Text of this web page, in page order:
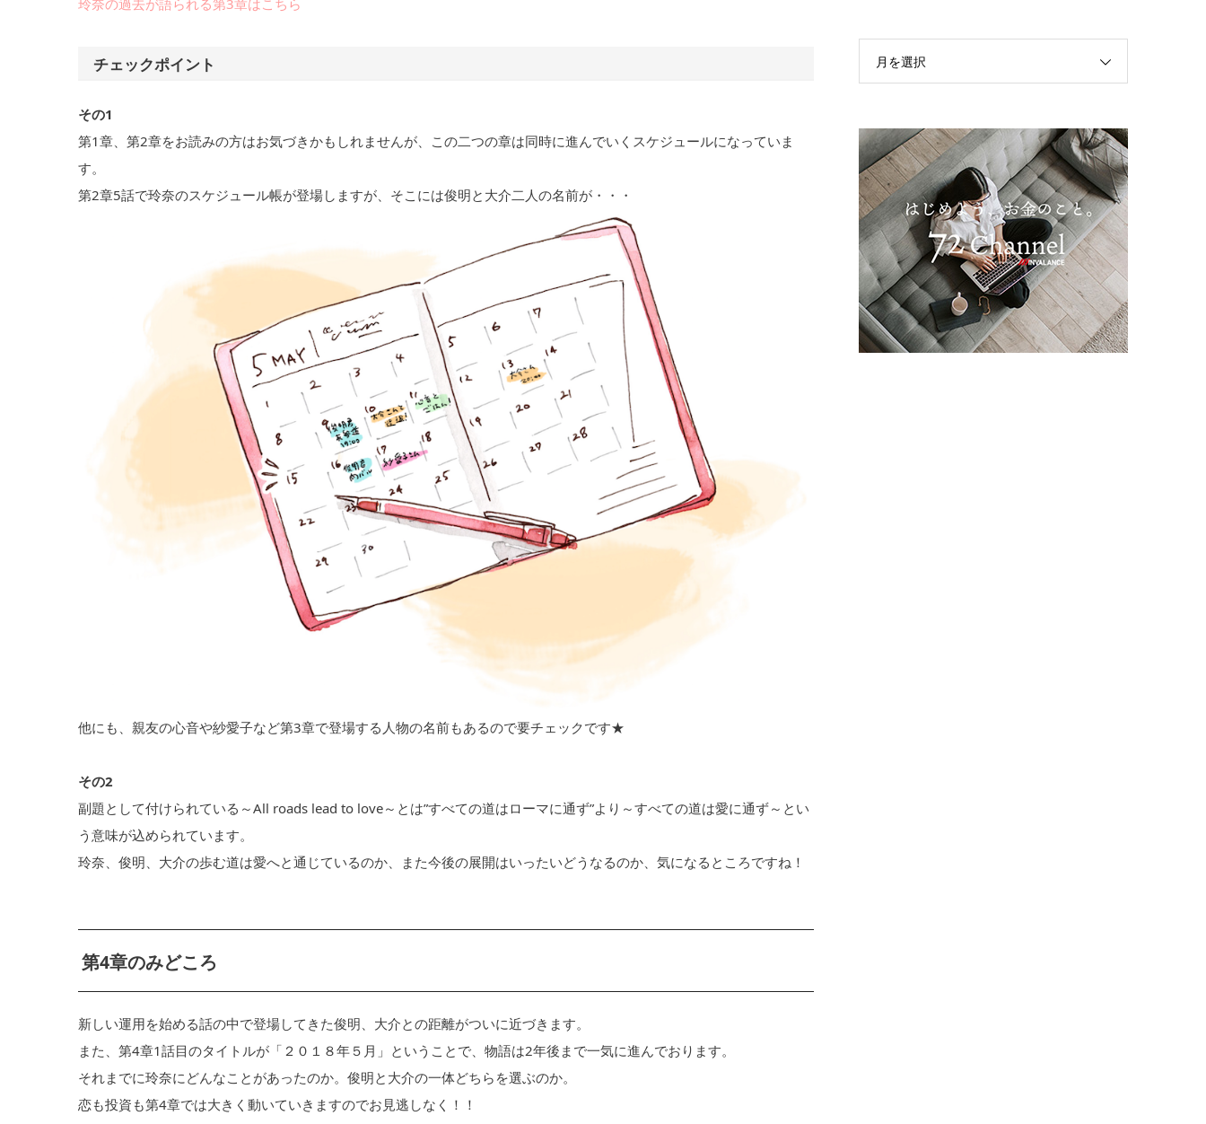
チェックポイント
その1
第1章、第2章をお読みの方はお気づきかもしれませんが、この二つの章は同時に進んでいくスケジュールになっていま
す。
第2章5話で玲奈のスケジュール帳が登場しますが、そこには俊明と大介二人の名前が・・・
他にも、親友の心音や紗愛子など第3章で登場する人物の名前もあるので要チェックです★
その2
副題として付けられている～All roads lead to love～とは”すべての道はローマに通ず”より～すべての道は愛に通ず～とい
う意味が込められています。
玲奈、俊明、大介の歩む道は愛へと通じているのか、また今後の展開はいったいどうなるのか、気になるところですね！
第4章のみどころ
新しい運用を始める話の中で登場してきた俊明、大介との距離がついに近づきます。
また、第4章1話目のタイトルが「２０１８年５月」ということで、物語は2年後まで一気に進んでおります。
それまでに玲奈にどんなことがあったのか。俊明と大介の一体どちらを選ぶのか。
恋も投資も第4章では大きく動いていきますのでお見逃しなく！！
月を選択